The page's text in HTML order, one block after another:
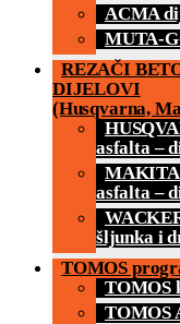
ACMA
MUTA-
REZAČI
DIJELOVI
(Husqvarna,
asfalta –
MAKITA
asfalta –
šljunka i
TOMOS
TOMOS
TOMOS